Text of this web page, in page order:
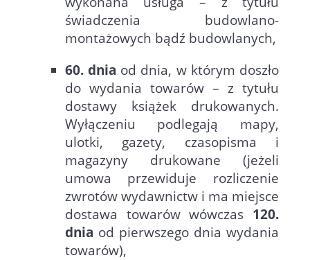
świadczenia budowlano-
montażowych bądź budowlanych,
60. dnia od dnia, w którym doszło
do wydania towarów – z tytułu
dostawy książek drukowanych.
Wyłączeniu podlegają mapy,
ulotki, gazety, czasopisma i
magazyny drukowane (jeżeli
umowa przewiduje rozliczenie
zwrotów wydawnictw i ma miejsce
dostawa towarów wówczas 120.
dnia od pierwszego dnia wydania
towarów),